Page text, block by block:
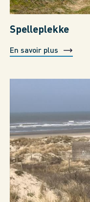
Spelleplekke
En savoir plus